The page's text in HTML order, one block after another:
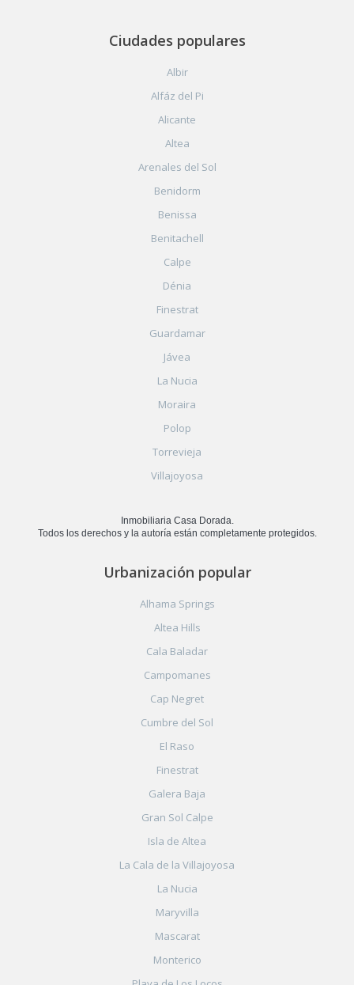
Ciudades populares
Albir
Alfáz del Pi
Alicante
Altea
Arenales del Sol
Benidorm
Benissa
Benitachell
Calpe
Dénia
Finestrat
Guardamar
Jávea
La Nucia
Moraira
Polop
Torrevieja
Villajoyosa
Inmobiliaria Casa Dorada.
Todos los derechos y la autoría están completamente protegidos.
Urbanización popular
Alhama Springs
Altea Hills
Cala Baladar
Campomanes
Cap Negret
Cumbre del Sol
El Raso
Finestrat
Galera Baja
Gran Sol Calpe
Isla de Altea
La Cala de la Villajoyosa
La Nucia
Maryvilla
Mascarat
Monterico